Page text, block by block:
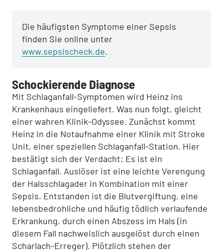
Die häufigsten Symptome einer Sepsis
finden Sie online unter
www.sepsischeck.de.
Schockierende Diagnose
Mit Schlaganfall-Symptomen wird Heinz ins
Krankenhaus eingeliefert. Was nun folgt, gleicht
einer wahren Klinik-Odyssee. Zunächst kommt
Heinz in die Notaufnahme einer Klinik mit Stroke
Unit, einer speziellen Schlaganfall-Station. Hier
bestätigt sich der Verdacht: Es ist ein
Schlaganfall. Auslöser ist eine leichte Verengung
der Halsschlagader in Kombination mit einer
Sepsis. Entstanden ist die Blutvergiftung, eine
lebensbedrohliche und häufig tödlich verlaufende
Erkrankung, durch einen Abszess im Hals (in
diesem Fall nachweislich ausgelöst durch einen
Scharlach-Erreger). Plötzlich stehen der